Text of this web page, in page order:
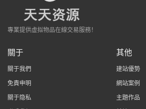
專業提供虛拟物品在線交易服務！
關于
關于我們
免責申明
關于隐私
其他
建站優勢
網站案例
主題作品